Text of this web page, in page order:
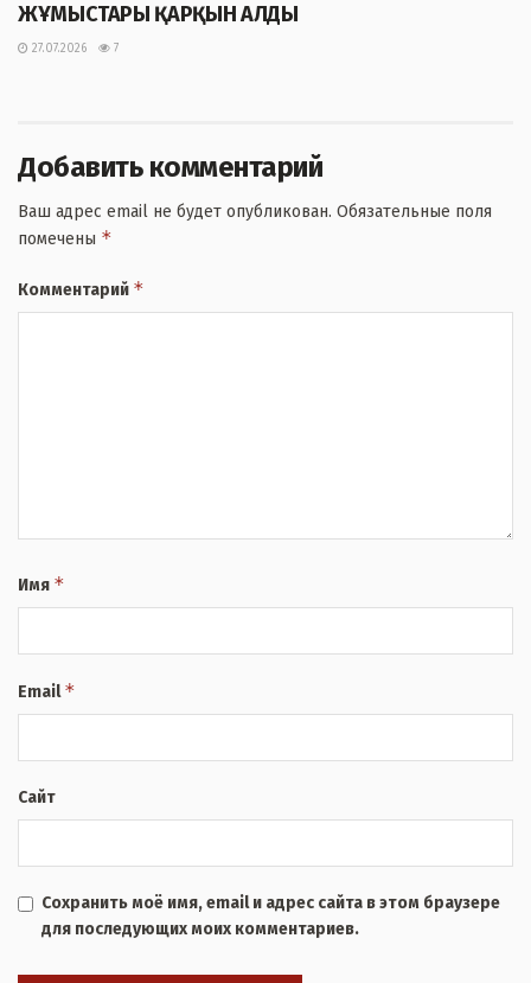
ЖҰМЫСТАРЫ ҚАРҚЫН АЛДЫ
27.07.2026 7
Добавить комментарий
Ваш адрес email не будет опубликован. Обязательные поля
помечены *
Комментарий *
Имя *
Email*
Сайт
Сохранить моё имя, email и адрес сайта в этом браузере
для последующих моих комментариев.